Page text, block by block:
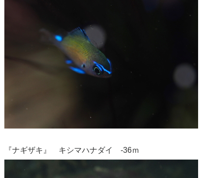
『ナギザキ』 キシマハナダイ -36ｍ